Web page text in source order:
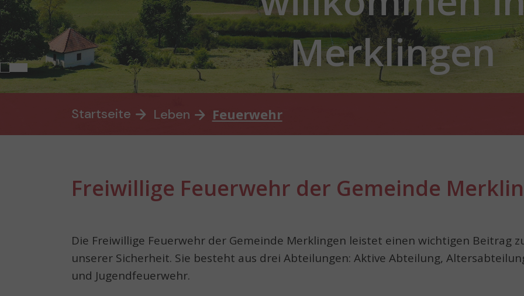
Merklingen
Startseite Leben Feuerwehr
Freiwillige Feuerwehr der Gemeinde
Die Freiwillige Feuerwehr der Gemeinde Merklingen leistet einen wichtigen Beitrag
unserer Sicherheit. Sie besteht aus drei Abteilungen: Aktive Abteilung,
und Jugendfeuerwehr.